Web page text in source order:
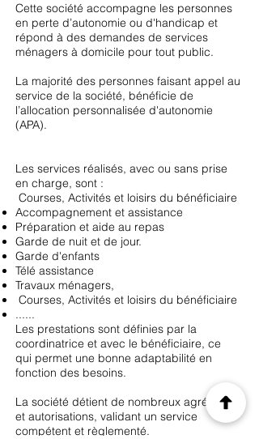
Cette société accompagne les personnes
en perte d’autonomie ou d'handicap et
répond à des demandes de services
ménagers à domicile pour tout public.
La majorité des personnes faisant appel au
service de la société, bénéficie de
l’allocation personnalisée d'autonomie
(APA).
Les services réalisés, avec ou sans prise
en charge, sont :
Courses, Activités et loisirs du bénéficiaire
Accompagnement et assistance
Préparation et aide au repas
Garde de nuit et de jour.
Garde d'enfants
Télé assistance
Travaux ménagers,
Courses, Activités et loisirs du bénéficiaire
......
Les prestations sont définies par la
coordinatrice et avec le bénéficiaire, ce
qui permet une bonne adaptabilité en
fonction des besoins.
La société détient de nombreux agréments
et autorisations, validant un service
compétent et règlementé.